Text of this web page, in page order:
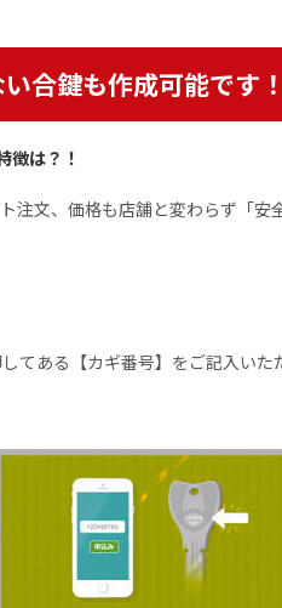
合鍵も作成可能です！
徴は？！
注文、価格も店舗と変わらず「安
てある【カギ番号】をご記入いた